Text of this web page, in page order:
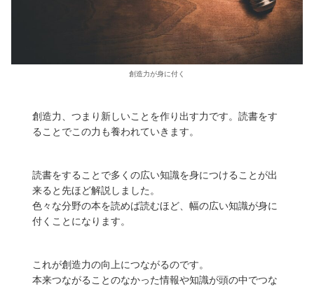
創造力が身に付く
創造力、つまり新しいことを作り出す力です。読書をす
ることでこの力も養われていきます。
読書をすることで多くの広い知識を身につけることが出
来ると先ほど解説しました。
色々な分野の本を読めば読むほど、幅の広い知識が身に
付くことになります。
これが創造力の向上につながるのです。
本来つながることのなかった情報や知識が頭の中でつな